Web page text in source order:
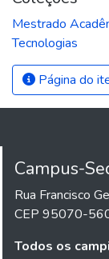
Mestrado
Tecnologias
Página do
Campus-
Rua Francisco
CEP 95070-
Todos os